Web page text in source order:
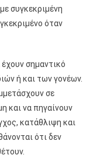
συγκεκριμένη
όταν
σημαντικό
ή και των γονέων.
σε
και να πηγαίνουν
κατάθλιψη και
ότι δεν